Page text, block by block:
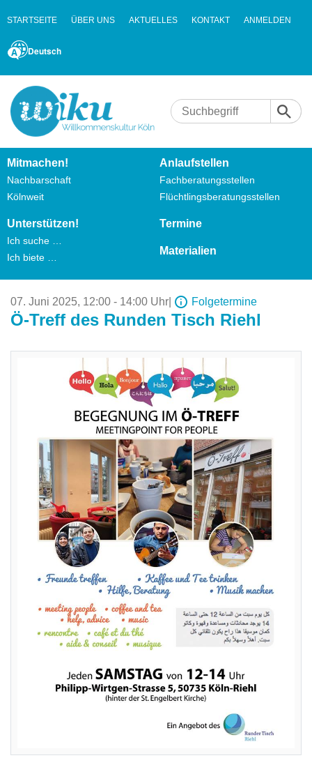
STARTSEITE ÜBER UNS AKTUELLES KONTAKT ANMELDEN
Deutsch
Mitmachen!
Nachbarschaft
Kölnweit
Anlaufstellen
Fachberatungsstellen
Flüchtlingsberatungsstellen
Unterstützen!
Ich suche …
Ich biete …
Termine
Materialien
07. Juni 2025, 12:00 - 14:00 Uhr Folgetermine
Ö-Treff des Runden Tisch Riehl